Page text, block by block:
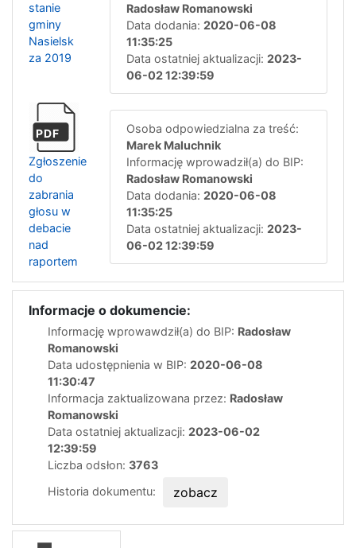
stanie
gminy
Nasielsk
za 2019
Radosław Romanowski
Data dodania: 2020-06-08
11:35:25
Data ostatniej aktualizacji: 2023-
06-02 12:39:59
PDF
Zgłoszenie
do
zabrania
głosu w
debacie
nad
raportem
Osoba odpowiedzialna za treść:
Marek Maluchnik
Informację wprowadził(a) do BIP:
Radosław Romanowski
Data dodania: 2020-06-08
11:35:25
Data ostatniej aktualizacji: 2023-
06-02 12:39:59
Informacje o dokumencie:
Informację wprowawdził(a) do BIP: Radosław
Romanowski
Data udostępnienia w BIP: 2020-06-08
11:30:47
Informacja zaktualizowana przez: Radosław
Romanowski
Data ostatniej aktualizacji: 2023-06-02
12:39:59
Liczba odsłon: 3763
Historia dokumentu:
zobacz